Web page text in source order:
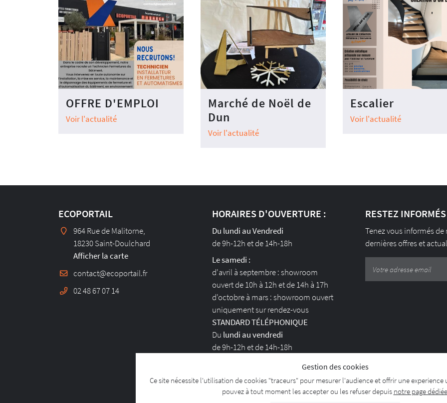
OFFRE D'EMPLOI
Voir l'actualité
Marché de Noël de
Dun
Voir l'actualité
Escalier
Voir l'actualité
ECOPORTAIL
964 Rue de Malitorne,
18230 Saint-Doulchard
Afficher la carte
02 48 67 07 14
HORAIRES D'OUVERTURE :
Du lundi au Vendredi
de 9h-12h et de 14h-18h
Le samedi :
d'avril à septembre : showroom
ouvert de 10h à 12h et de 14h à 17h
d'octobre à mars : showroom ouvert
uniquement sur rendez-vous
STANDARD TÉLÉPHONIQUE
Du lundi au vendredi
de 9h-12h et de 14h-18h
RESTEZ INFORMÉS
Tenez vous informés de
dernières offres et
Gestion des cookies
Ce site nécessite l'utilisation de cookies "traceurs" pour mesurer l'audience et offrir une
pouvez à tout moment les accepter ou les refuser depuis notre page dédiée